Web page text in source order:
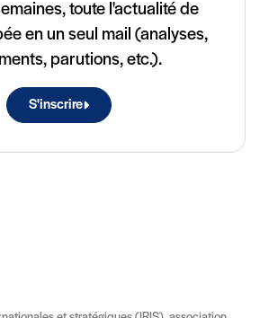
toute l'actualité de
en un seul mail (analyses,
parutions, etc.).
S'inscrire